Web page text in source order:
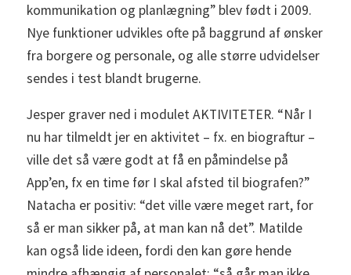
kommunikation og planlægning” blev født i 2009.
Nye funktioner udvikles ofte på baggrund af ønsker
fra borgere og personale, og alle større udvidelser
sendes i test blandt brugerne.
Jesper graver ned i modulet AKTIVITETER. “Når I
nu har tilmeldt jer en aktivitet – fx. en biograftur –
ville det så være godt at få en påmindelse på
App’en, fx en time før I skal afsted til biografen?”
Natacha er positiv: “det ville være meget rart, for
så er man sikker på, at man kan nå det”. Matilde
kan også lide ideen, fordi den kan gøre hende